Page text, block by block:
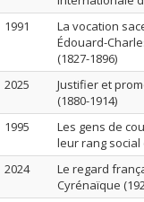
1991
La vocation
Édouard-
(1827-1896)
2025
Justifier et
(1880-1914)
1995
Les gens de
leur rang
2024
Le regard
Cyrénaïque